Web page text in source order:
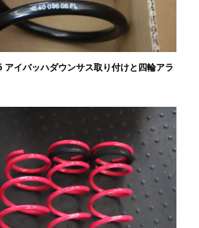
アイバッハダウンサス取り付けと四輪アラ